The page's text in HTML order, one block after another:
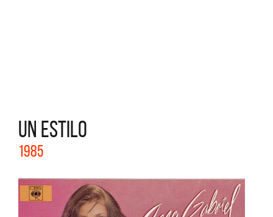
UN ESTILO
1985